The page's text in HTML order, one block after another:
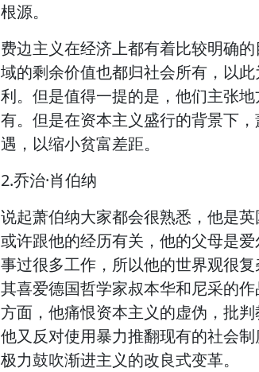
根源。
费边主义在经济上都有着比较明确
域的剩余价值也都归社会所有，以
利。但是值得一提的是，他们主张
有。但是在资本主义盛行的背景下
遇，以缩小贫富差距。
2.乔治·肖伯纳
说起萧伯纳大家都会很熟悉，他是
或许跟他的经历有关，他的父母是
事过很多工作，所以他的世界观很
其喜爱德国哲学家叔本华和尼采的
方面，他痛恨资本主义的虚伪，批
他又反对使用暴力推翻现有的社会
极力鼓吹渐进主义的改良式变革。